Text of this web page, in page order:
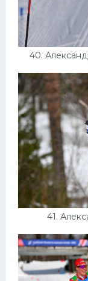
40.
41.